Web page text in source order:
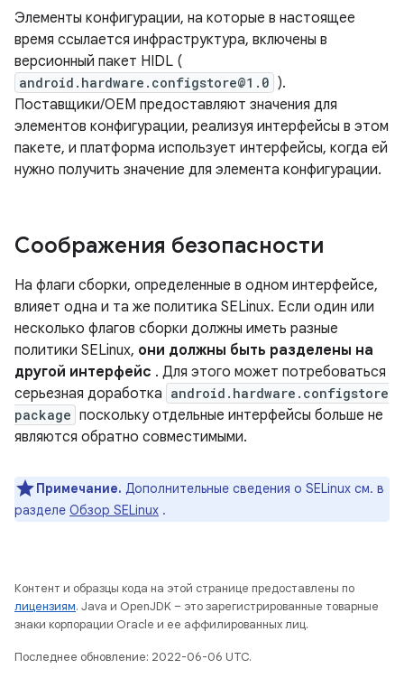
Элементы конфигурации, на которые в настоящее
время ссылается инфраструктура, включены в
версионный пакет HIDL (
android.hardware.configstore@1.0 ).
Поставщики/OEM предоставляют значения для
элементов конфигурации, реализуя интерфейсы в этом
пакете, и платформа использует интерфейсы, когда ей
нужно получить значение для элемента конфигурации.
Соображения безопасности
На флаги сборки, определенные в одном интерфейсе,
влияет одна и та же политика SELinux. Если один или
несколько флагов сборки должны иметь разные
политики SELinux, они должны быть разделены на
другой интерфейс . Для этого может потребоваться
серьезная доработка android.hardware.configstore
package поскольку отдельные интерфейсы больше не
являются обратно совместимыми.
Примечание. Дополнительные сведения о SELinux см. в
разделе Обзор SELinux .
Контент и образцы кода на этой странице предоставлены по
лицензиям. Java и OpenJDK – это зарегистрированные товарные
знаки корпорации Oracle и ее аффилированных лиц.
Последнее обновление: 2022-06-06 UTC.